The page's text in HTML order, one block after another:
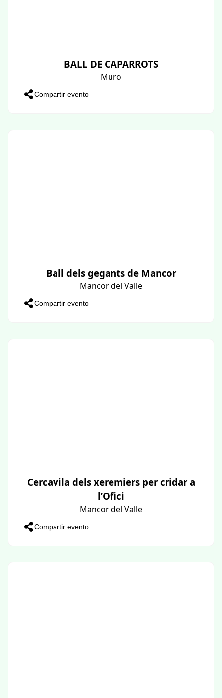
BALL DE CAPARROTS
Muro
Compartir evento
Ball dels gegants de Mancor
Mancor del Valle
Compartir evento
Cercavila dels xeremiers per cridar a
l’Ofici
Mancor del Valle
Compartir evento